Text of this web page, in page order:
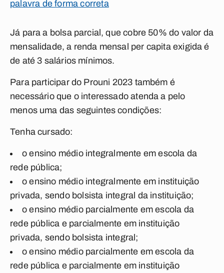
palavra de forma correta
Já para a bolsa parcial, que cobre 50% do valor da
mensalidade, a renda mensal per capita exigida é
de até 3 salários mínimos.
Para participar do Prouni 2023 também é
necessário que o interessado atenda a pelo
menos uma das seguintes condições:
Tenha cursado:
o ensino médio integralmente em escola da
rede pública;
o ensino médio integralmente em instituição
privada, sendo bolsista integral da instituição;
o ensino médio parcialmente em escola da
rede pública e parcialmente em instituição
privada, sendo bolsista integral;
o ensino médio parcialmente em escola da
rede pública e parcialmente em instituição